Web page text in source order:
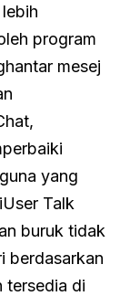
program
mesej
yang
Talk
buruk tidak
berdasarkan
tersedia di